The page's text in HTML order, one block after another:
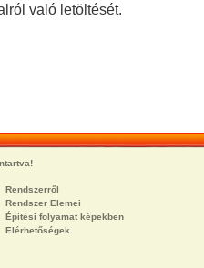
való letöltését.
Rendszerről
Rendszer Elemei
Építési folyamat képekben
Elérhetőségek